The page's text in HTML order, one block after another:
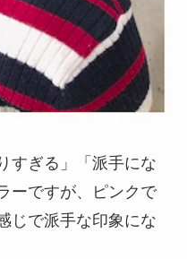
すぎる」「派手にな
ーですが、ピンクで
じで派手な印象にな